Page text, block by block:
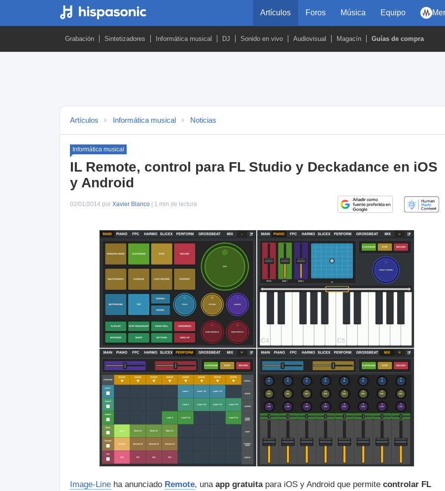
Artículos Foros Música Equipo
Grabación Sintetizadores Informática musical DJ Sonido en vivo Audiovisual Magacín Guías de compra
Artículos Informática musical Noticias
Informática musical
IL Remote, control para FL Studio y Deckadance en iOS
y Android
02/01/2014 por Xavier Blanco | 1 min de lectura
Image-Line ha anunciado Remote, una app gratuitapara iOS y Android que permite controlar FL